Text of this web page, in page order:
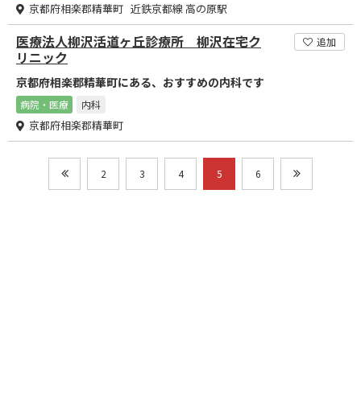
京都府相楽郡精華町 近鉄京都線 高の原駅
医療法人柳沢活道ヶ丘診療所 柳沢在宅ク
リニック
追加
京都府相楽郡精華町にある、おすすめの内科です
病院・医療 内科
京都府相楽郡精華町
2 3 4 5 6